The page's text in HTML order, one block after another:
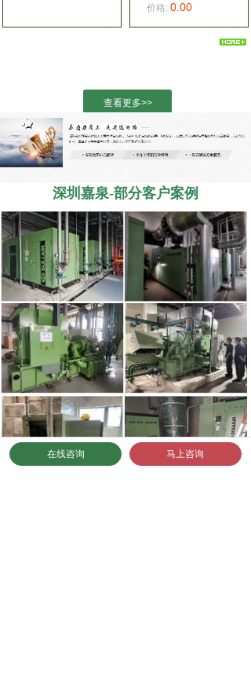
价格: 0.00
查看更多>>
深圳嘉泉-部分客户案例
在线咨询 马上咨询